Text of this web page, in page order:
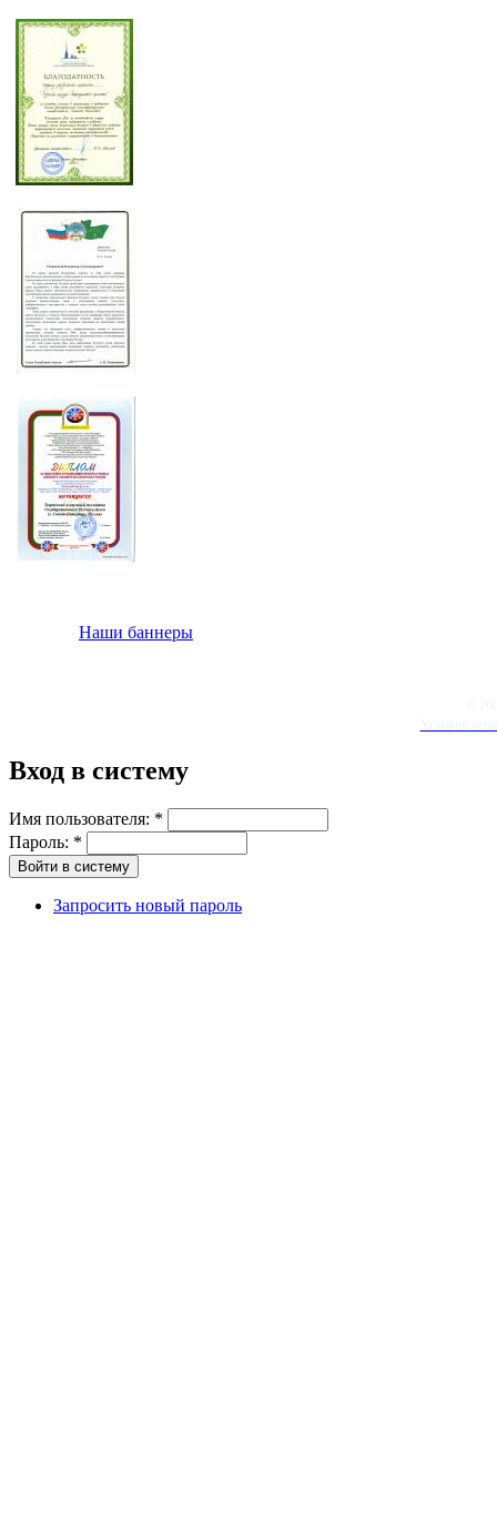
Наши баннеры
Вход в систему
Имя пользователя: *
Пароль: *
Запросить новый пароль